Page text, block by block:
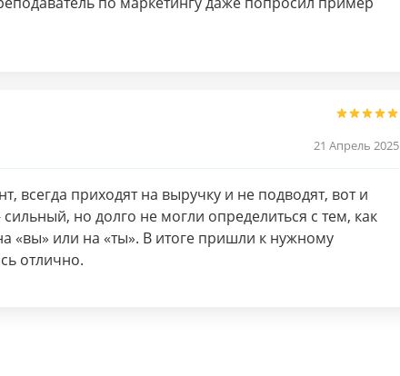
21 Апрель 2025
всегда приходят на выручку и не подводят, вот и
но долго не могли определиться с тем, как
«вы» или на «ты». В итоге пришли к нужному
отлично.